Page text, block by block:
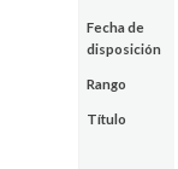
Fecha de
disposición
Rango
Título